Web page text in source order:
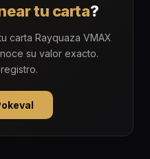
tu carta?
carta Rayquaza VMAX
su valor exacto.